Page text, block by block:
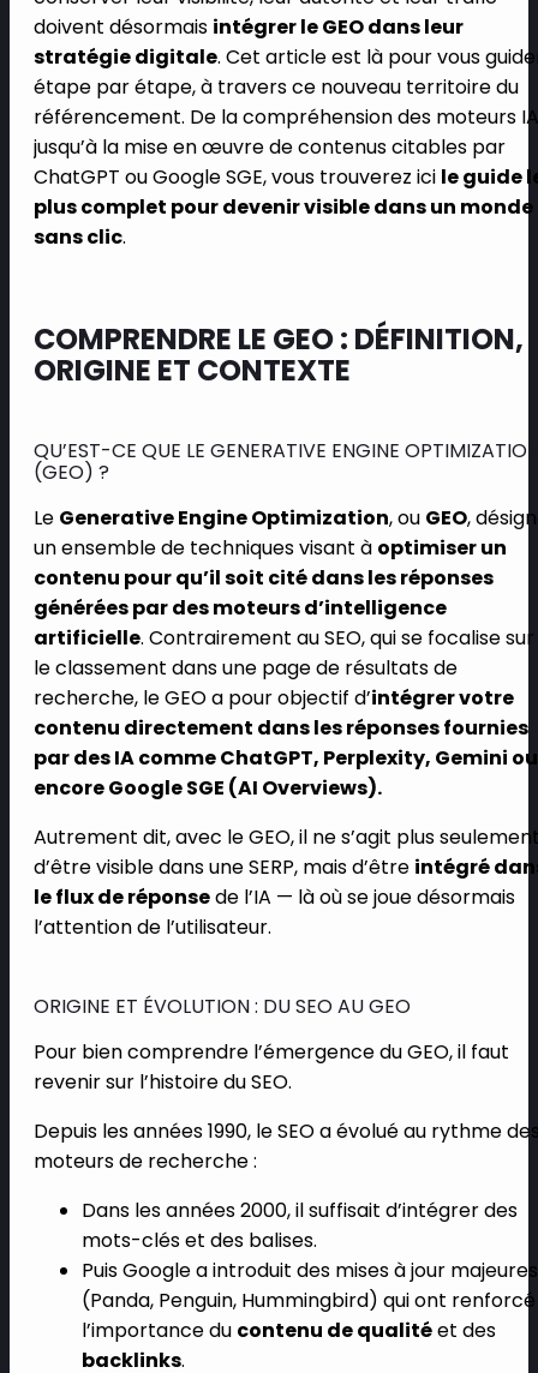
doivent désormais intégrer le GEO dans leur
stratégie digitale. Cet article est là pour vous
étape par étape, à travers ce nouveau territoire du
référencement. De la compréhension des moteurs IA
jusqu’à la mise en œuvre de contenus citables par
ChatGPT ou Google SGE, vous trouverez ici le guide
plus complet pour devenir visible dans un monde
sans clic.
COMPRENDRE LE GEO : DÉFINITION,
ORIGINE ET CONTEXTE
QU’EST-CE QUE LE GENERATIVE ENGINE
(GEO) ?
Le Generative Engine Optimization, ou GEO,
un ensemble de techniques visant à optimiser un
contenu pour qu’il soit cité dans les réponses
générées par des moteurs d’intelligence
artificielle. Contrairement au SEO, qui se focalise sur
le classement dans une page de résultats de
recherche, le GEO a pour objectif d’intégrer votre
contenu directement dans les réponses fournies
par des IA comme ChatGPT, Perplexity, Gemini ou
encore Google SGE (AI Overviews).
Autrement dit, avec le GEO, il ne s’agit plus
d’être visible dans une SERP, mais d’être intégré
le flux de réponsede l’IA — là où se joue désormais
l’attention de l’utilisateur.
ORIGINE ET ÉVOLUTION : DU SEO AU GEO
Pour bien comprendre l’émergence du GEO, il faut
revenir sur l’histoire du SEO.
Depuis les années 1990, le SEO a évolué au rythme
moteurs de recherche :
Dans les années 2000, il suffisait d’intégrer des
mots-clés et des balises.
Puis Google a introduit des mises à jour majeures
(Panda, Penguin, Hummingbird) qui ont renforcé
l’importance du contenu de qualitéet des
backlinks.